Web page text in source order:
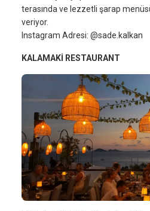
terasında ve lezzetli şarap
veriyor.
Instagram Adresi: @sade.kalkan
KALAMAKİ RESTAURANT